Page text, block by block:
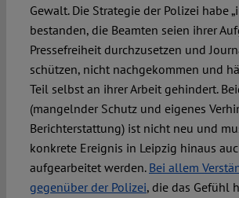
Gewalt. Die Strategie der Polizei habe
bestanden, die Beamten seien ihrer
Pressefreiheit durchzusetzen und
schützen, nicht nachgekommen und
Teil selbst an ihrer Arbeit gehindert.
(mangelnder Schutz und eigenes
Berichterstattung) ist nicht neu und
konkrete Ereignis in Leipzig hinaus
aufgearbeitet werden. Bei allem
gegenüber der Polizei, die das Gefühl